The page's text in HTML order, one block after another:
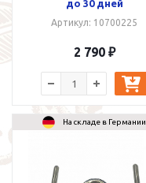
до 30 дней
Артикул: 10700225
2 790 ₽
На складе в Германии